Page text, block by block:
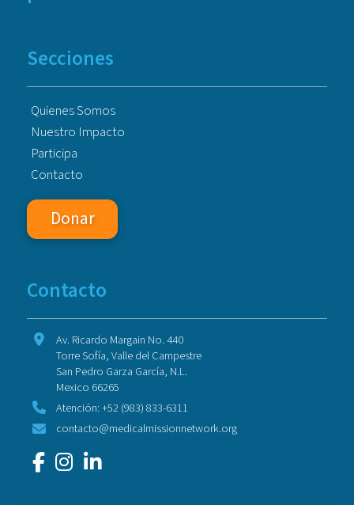
Secciones
Quienes Somos
Nuestro Impacto
Participa
Contacto
Donar
Contacto
Av. Ricardo Margain No. 440
Torre Sofía, Valle del Campestre
San Pedro Garza García, N.L.
Mexico 66265
Atención: +52 (983) 833-6311
contacto@medicalmissionnetwork.org